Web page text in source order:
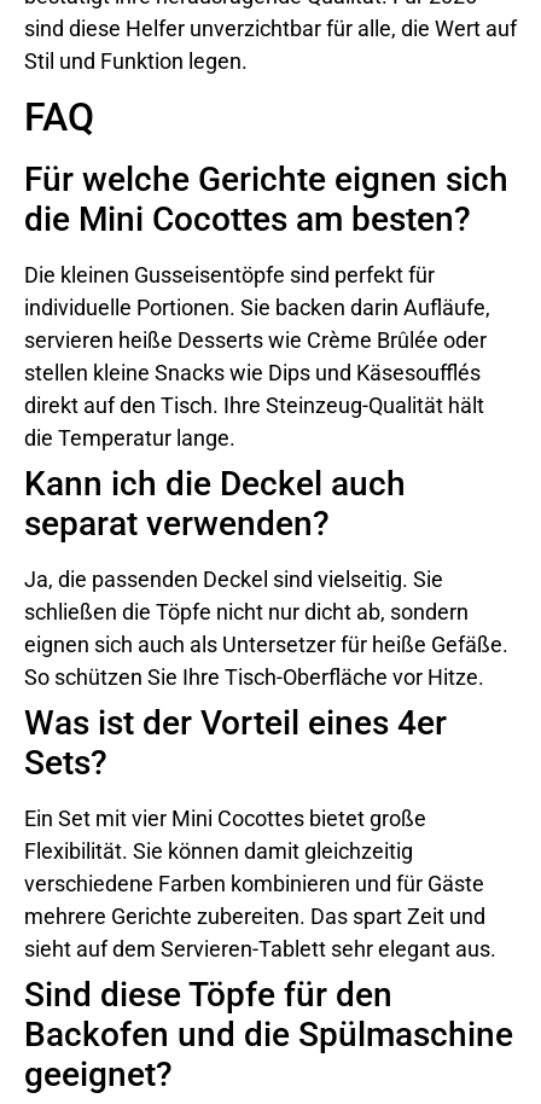
sind diese Helfer unverzichtbar für alle, die Wert auf
Stil und Funktion legen.
FAQ
Für welche Gerichte eignen sich
die Mini Cocottes am besten?
Die kleinen Gusseisentöpfe sind perfekt für
individuelle Portionen. Sie backen darin Aufläufe,
servieren heiße Desserts wie Crème Brûlée oder
stellen kleine Snacks wie Dips und Käsesoufflés
direkt auf den Tisch. Ihre Steinzeug-Qualität hält
die Temperatur lange.
Kann ich die Deckel auch
separat verwenden?
Ja, die passenden Deckel sind vielseitig. Sie
schließen die Töpfe nicht nur dicht ab, sondern
eignen sich auch als Untersetzer für heiße Gefäße.
So schützen Sie Ihre Tisch-Oberfläche vor Hitze.
Was ist der Vorteil eines 4er
Sets?
Ein Set mit vier Mini Cocottes bietet große
Flexibilität. Sie können damit gleichzeitig
verschiedene Farben kombinieren und für Gäste
mehrere Gerichte zubereiten. Das spart Zeit und
sieht auf dem Servieren-Tablett sehr elegant aus.
Sind diese Töpfe für den
Backofen und die Spülmaschine
geeignet?